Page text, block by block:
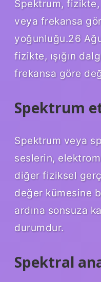
Spektrum, fizikte,
veya frekansa
yoğunluğu.26
fizikte, ışığın
frekansa göre
Spektrum
Spektrum veya
seslerin,
diğer fiziksel
değer kümesine
ardına sonsuza
durumdur.
Spektral